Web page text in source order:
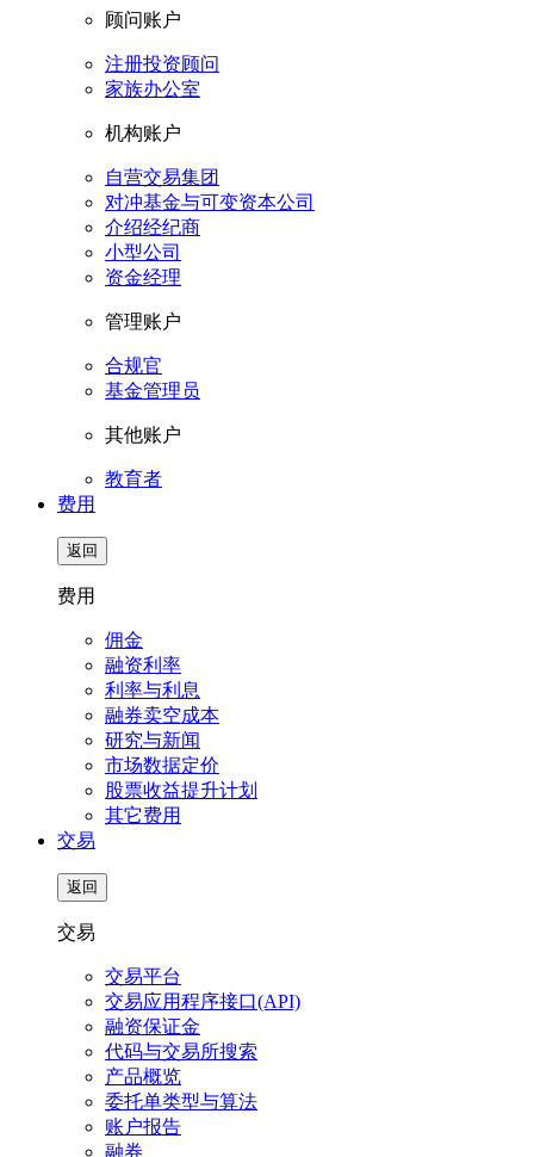
顾问账户
注册投资顾问
家族办公室
机构账户
自营交易集团
对冲基金与可变资本公司
介绍经纪商
小型公司
资金经理
管理账户
合规官
基金管理员
其他账户
教育者
费用
返回
费用
佣金
融资利率
利率与利息
融券卖空成本
研究与新闻
市场数据定价
股票收益提升计划
其它费用
交易
返回
交易
交易平台
交易应用程序接口(API)
融资保证金
代码与交易所搜索
产品概览
委托单类型与算法
账户报告
融券